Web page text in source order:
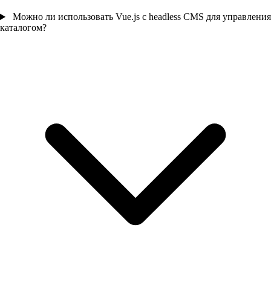
Можно ли использовать Vue.js с headless CMS для управления
каталогом?